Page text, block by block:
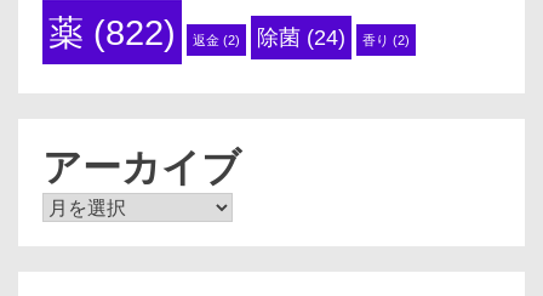
薬 (822) 返金 (2) 除菌 (24) 香り (2)
アーカイブ
ア